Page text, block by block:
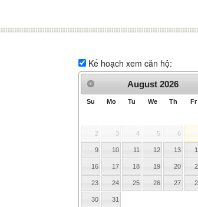
Kế hoạch xem căn hộ:
August 2026
Su Mo Tu We Th Fr
2 3 4 5 6
9 10 11 12 13
16 17 18 19 20
23 24 25 26 27
30 31